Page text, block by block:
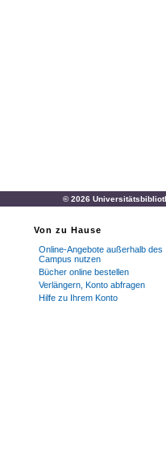
© 2026
Von zu Hause
Online-Angebote außerhalb des
Campus nutzen
Bücher online bestellen
Verlängern, Konto abfragen
Hilfe zu Ihrem Konto